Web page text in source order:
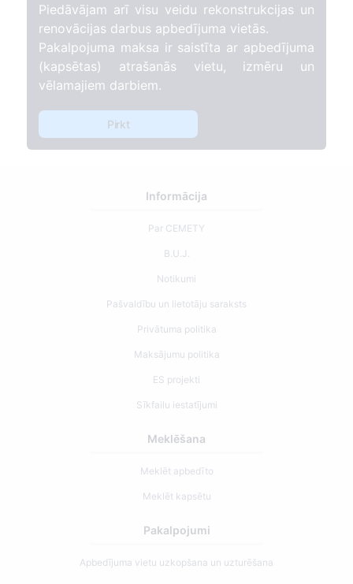
Piedāvājam arī visu veidu rekonstrukcijas un
renovācijas darbus apbedījuma vietās.
Pakalpojuma maksa ir saistīta ar apbedījuma
(kapsētas) atrašanās vietu, izmēru un
vēlamajiem darbiem.
Pirkt
Informācija
Par CEMETY
B.U.J.
Notikumi
Pašvaldību un lietotāju saraksts
Privātuma politika
Maksājumu politika
ES projekti
Sīkfailu iestatījumi
Meklēšana
Meklēt apbedīto
Meklēt kapsētu
Pakalpojumi
Apbedījuma vietu uzkopšana un uzturēšana